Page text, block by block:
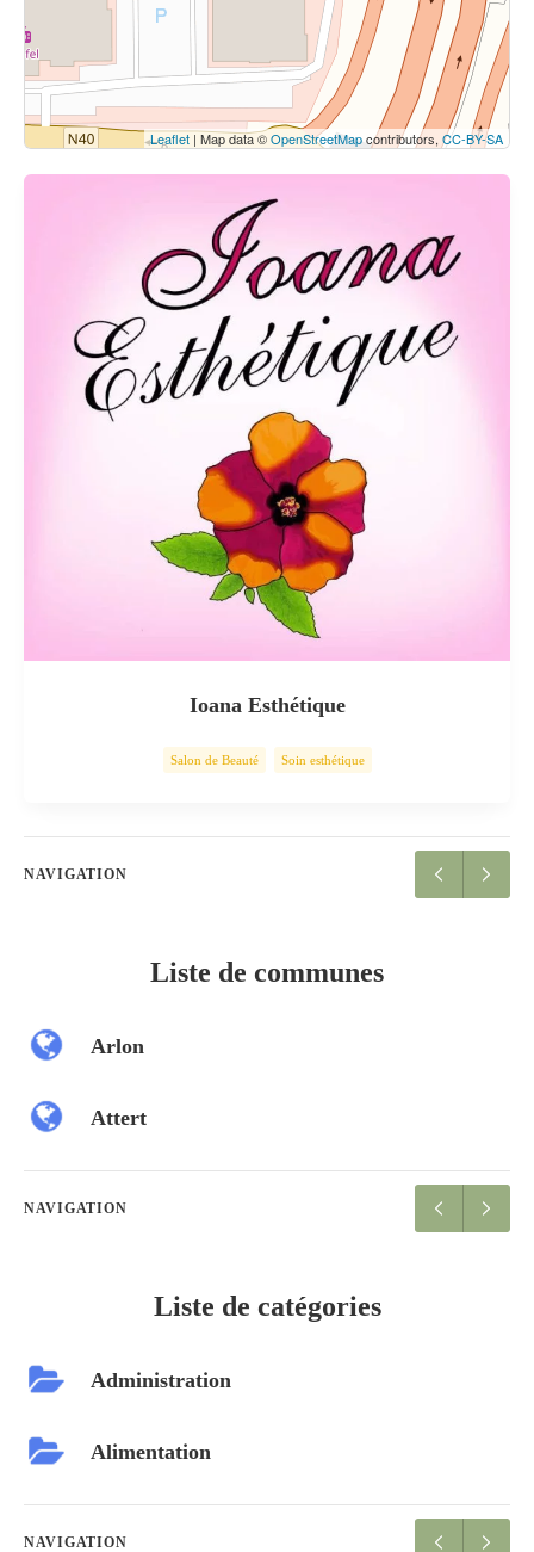
Leaflet | Map data ©OpenStreetMapcontributors, CC-BY-SA
Ioana Esthétique
Salon de Beauté Soin esthétique
NAVIGATION
Liste de communes
Arlon
Attert
NAVIGATION
Liste de catégories
Administration
Alimentation
NAVIGATION